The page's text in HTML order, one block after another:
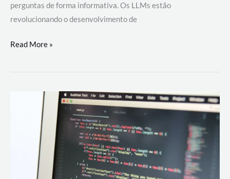
perguntas de forma informativa. Os LLMs estão
revolucionando o desenvolvimento de
Large
Models
revolucionando
desenvolvimento
Read More »